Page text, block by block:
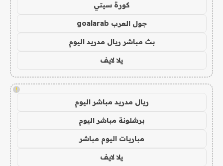
كورة سيتي
جول العرب goalarab
بث مباشر ريال مدريد اليوم
يلا لايف
!
ريال مدريد مباشر اليوم
برشلونة مباشر اليوم
مباريات اليوم مباشر
يلا لايف